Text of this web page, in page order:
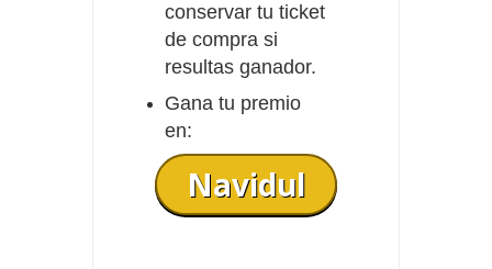
conservar tu ticket
de compra si
resultas ganador.
Gana tu premio
en:
Navidul